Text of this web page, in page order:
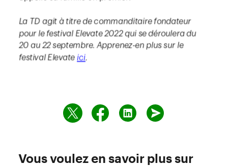
Vous voulez en savoir plus sur